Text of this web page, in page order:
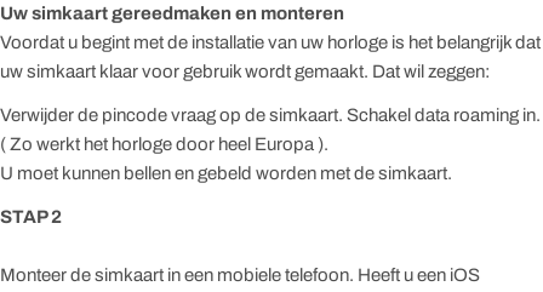
Uw simkaart gereedmaken en monteren
Voordat u begint met de installatie van uw horloge is het belangrijk dat
uw simkaart klaar voor gebruik wordt gemaakt. Dat wil zeggen:
Verwijder de pincode vraag op de simkaart. Schakel data roaming in.
( Zo werkt het horloge door heel Europa ).
U moet kunnen bellen en gebeld worden met de simkaart.
STAP 2
Monteer de simkaart in een mobiele telefoon. Heeft u een iOS